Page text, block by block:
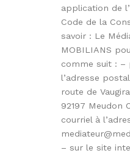
application de
Code de la
savoir : Le
MOBILIANS
comme suit : –
l’adresse
route de
92197 Meudon
courriel à
– sur le site